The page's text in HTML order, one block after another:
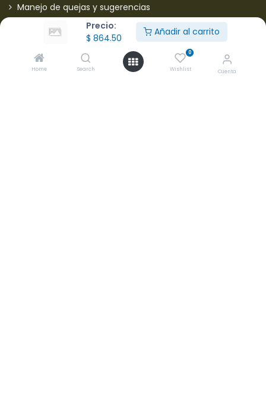
Precio:
$ 864.50
Añadir al carrito
Home Search
0
Wishlist Cuenta
Manejo de quejas y sugerencias
Aviso de privacidad usuarios
Mantente informado de nuestras ofertas